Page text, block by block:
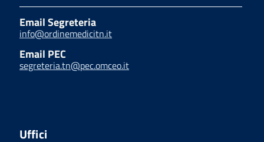
Email Segreteria
info@ordinemedicitn.it
Email PEC
segreteria.tn@pec.omceo.it
Uffici